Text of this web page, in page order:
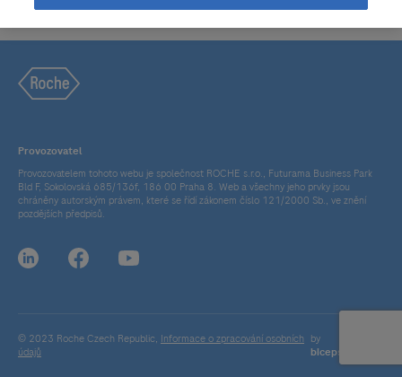
Provozovatel
Provozovatelem tohoto webu je společnost ROCHE s.r.o., Futurama Business Park
Bld F, Sokolovská 685/136f, 186 00 Praha 8. Web a všechny jeho prvky jsou
chráněny autorským právem, které se řídí zákonem číslo 121/2000 Sb., ve znění
pozdějších předpisů.
© 2023 Roche Czech Republic, Informace o zpracování osobních
údajů
by
bicepsdigital.